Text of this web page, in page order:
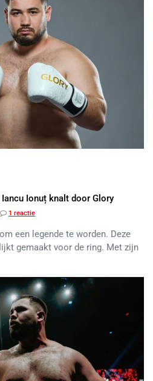
Ionuț knalt door Glory
1 reactie
een legende te worden. Deze
gemaakt voor de ring. Met zijn